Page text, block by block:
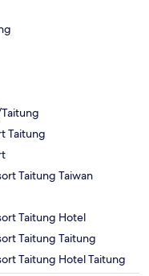
Taitung
Taitung Taiwan
Taitung Hotel
Taitung Taitung
Taitung Hotel Taitung